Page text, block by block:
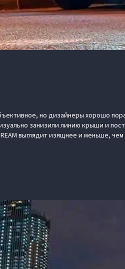
но дизайнеры хорошо
занизили линию крыши и
выглядит изящнее и меньше,